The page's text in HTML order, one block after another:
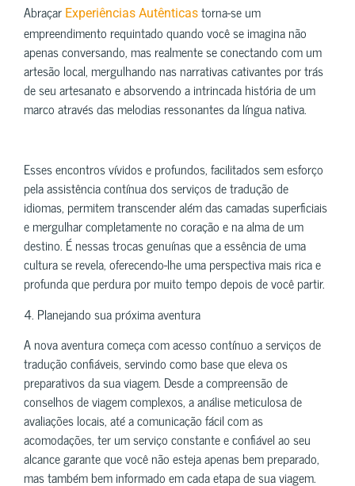
Abraçar Experiências Autênticas torna-se um
empreendimento requintado quando você se imagina não
apenas conversando, mas realmente se conectando com um
artesão local, mergulhando nas narrativas cativantes por trás
de seu artesanato e absorvendo a intrincada história de um
marco através das melodias ressonantes da língua nativa.
Esses encontros vívidos e profundos, facilitados sem esforço
pela assistência contínua dos serviços de tradução de
idiomas, permitem transcender além das camadas superficiais
e mergulhar completamente no coração e na alma de um
destino. É nessas trocas genuínas que a essência de uma
cultura se revela, oferecendo-lhe uma perspectiva mais rica e
profunda que perdura por muito tempo depois de você partir.
4. Planejando sua próxima aventura
A nova aventura começa com acesso contínuo a serviços de
tradução confiáveis, servindo como base que eleva os
preparativos da sua viagem. Desde a compreensão de
conselhos de viagem complexos, a análise meticulosa de
avaliações locais, até a comunicação fácil com as
acomodações, ter um serviço constante e confiável ao seu
alcance garante que você não esteja apenas bem preparado,
mas também bem informado em cada etapa de sua viagem.